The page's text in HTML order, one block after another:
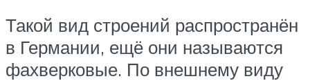
Такой вид строений распространён
в Германии, ещё они называются
фахверковые. По внешнему виду